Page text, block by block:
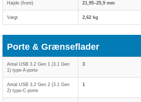
Højde (front) 21,95–25,9 mm
Vægt 2,62 kg
Porte & Grænseflader
Antal USB 3.2 Gen 1 (3.1 Gen
1) type-A-porte
3
Antal USB 3.2 Gen 2 (3.1 Gen
2) type-C-porte
1